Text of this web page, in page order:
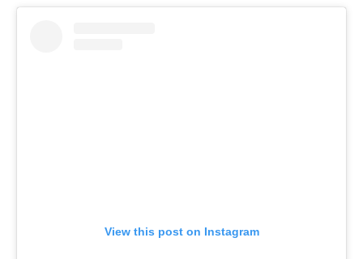
View this post on Instagram